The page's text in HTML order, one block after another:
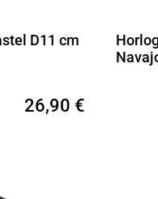
D11 cm
26,90 €